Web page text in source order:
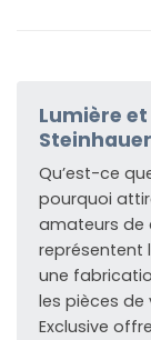
Lumière
Qu’est-ce
pourquoi
amateurs de
représentent
une
les pièces de
Exclusive